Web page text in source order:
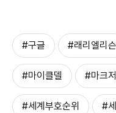
#구글 #래리엘리슨
#마이클델 #마크
#세계부호순위 #